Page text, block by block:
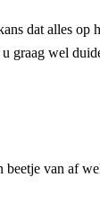
dat alles
graag wel
van af